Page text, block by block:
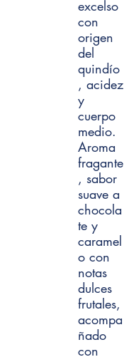
excelso
con
origen
del
quindío
, acidez
y
cuerpo
medio.
Aroma
fragante
, sabor
suave a
chocola
te y
caramel
o con
notas
dulces
frutales,
acompa
ñado
con